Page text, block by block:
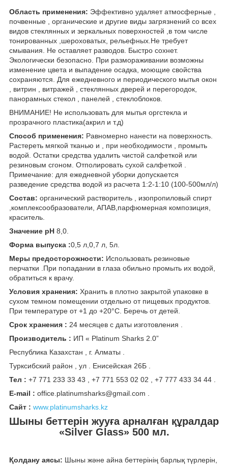
Область применения: Эффективно удаляет атмосферные ,
почвенные , органические и другие виды загрязнений со всех
видов стеклянных и зеркальных поверхностей ,в том числе
тонированных ,шероховатых, рельефных.Не требует
смывания. Не оставляет разводов. Быстро сохнет.
Экологически безопасно. При размораживании возможны
изменение цвета и выпадение осадка, моющие свойства
сохраняются. Для ежедневного и периодического мытья окон
, витрин , витражей , стеклянных дверей и перегородок,
панорамных стекол , панелей , стеклоблоков.
ВНИМАНИЕ! Не использовать для мытья оргстекла и
прозрачного пластика(акрил и т.д)
Способ применения: Равномерно нанести на поверхность.
Растереть мягкой тканью и , при необходимости , промыть
водой. Остатки средства удалить чистой салфеткой или
резиновым сгоном. Отполировать сухой салфеткой .
Примечание: для ежедневной уборки допускается
разведение средства водой из расчета 1:2-1:10 (100-500мл/л)
Состав: органический растворитель , изопропиловый спирт
,комплексообразователи, АПАВ,парфюмерная композиция,
краситель.
Значение pH 8,0.
Форма выпуска :0,5 л,0,7 л, 5л.
Меры предосторожности: Использовать резиновые
перчатки .При попадании в глаза обильно промыть их водой,
обратиться к врачу.
Условия хранения: Хранить в плотно закрытой упаковке в
сухом темном помещении отдельно от пищевых продуктов.
При температуре от +1 до +20°C. Беречь от детей.
Срок хранения : 24 месяцев с даты изготовления .
Производитель : ИП « Platinum Sharks 2.0”
Республика Казахстан , г. Алматы .
Турксибский район , ул . Енисейская 26Б .
Teл : +7 771 233 33 43 , +7 771 553 02 02 , +7 777 433 34 44 .
E-mail : office.platinumsharks@gmail.com .
Сайт : www.platinumsharks.kz
Шыны беттерін жууға арналған құралдар
«Silver Glass» 500 мл.
Қолдану аясы: Шыны және айна беттерінің барлық түрлерін,